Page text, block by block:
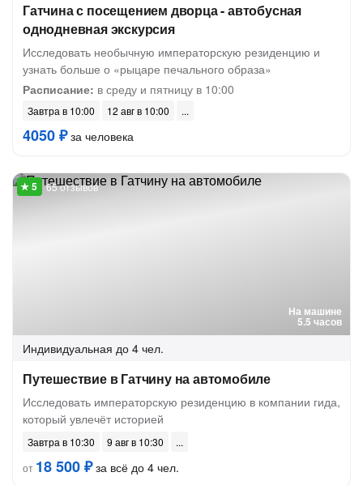
Гатчина с посещением дворца - автобусная
однодневная экскурсия
Исследовать необычную императорскую резиденцию и
узнать больше о «рыцаре печального образа»
Расписание: в среду и пятницу в 10:00
Завтра в 10:00 12 авг в 10:00
4050 ₽за человека
На машине
5.5 часов
65 отзывов
Индивидуальная до 4 чел.
Путешествие в Гатчину на автомобиле
Исследовать императорскую резиденцию в компании гида,
который увлечёт историей
Завтра в 10:30
9 авг в 10:30
от 18 500 ₽за всё до 4 чел.